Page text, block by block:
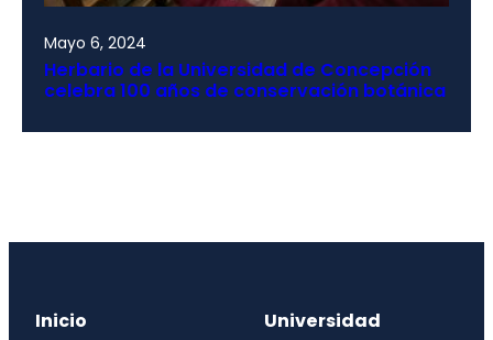
Mayo 6, 2024
Herbario de la Universidad de Concepción
celebra 100 años de conservación botánica
Inicio Universidad